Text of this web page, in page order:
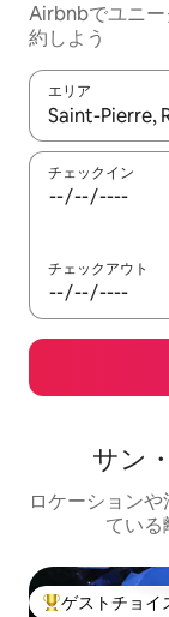
Airbnbでユニ
約しよう
エリア
検索結果が表
チェックイン
チェックアウト
サン
ロケーション
てい
ゲストチョイ